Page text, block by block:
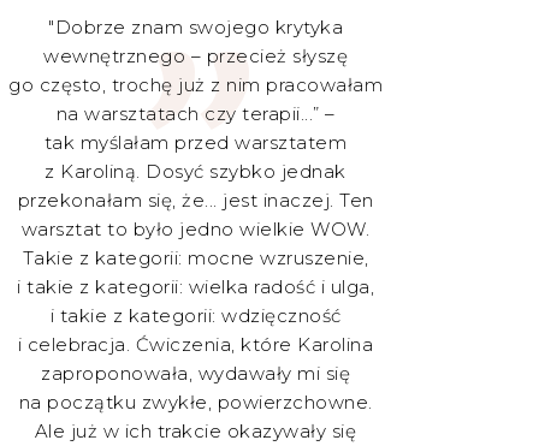
"Dobrze znam swojego krytyka
wewnętrznego – przecież słyszę
go często, trochę już z nim pracowałam
na warsztatach czy terapii...” –
tak myślałam przed warsztatem
z Karoliną. Dosyć szybko jednak
przekonałam się, że... jest inaczej. Ten
warsztat to było jedno wielkie WOW.
Takie z kategorii: mocne wzruszenie,
i takie z kategorii: wielka radość i ulga,
i takie z kategorii: wdzięczność
i celebracja. Ćwiczenia, które Karolina
zaproponowała, wydawały mi się
na początku zwykłe, powierzchowne.
Ale już w ich trakcie okazywały się